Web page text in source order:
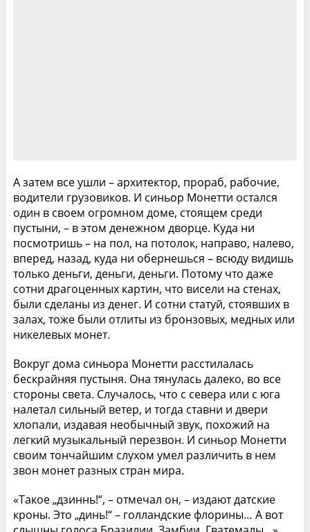
А затем все ушли – архитектор, прораб, рабочие,
водители грузовиков. И синьор Монетти остался
один в своем огромном доме, стоящем среди
пустыни, – в этом денежном дворце. Куда ни
посмотришь – на пол, на потолок, направо, налево,
вперед, назад, куда ни обернешься – всюду видишь
только деньги, деньги, деньги. Потому что даже
сотни драгоценных картин, что висели на стенах,
были сделаны из денег. И сотни статуй, стоявших в
залах, тоже были отлиты из бронзовых, медных или
никелевых монет.
Вокруг дома синьора Монетти расстилалась
бескрайняя пустыня. Она тянулась далеко, во все
стороны света. Случалось, что с севера или с юга
налетал сильный ветер, и тогда ставни и двери
хлопали, издавая необычный звук, похожий на
легкий музыкальный перезвон. И синьор Монетти
своим тончайшим слухом умел различить в нем
звон монет разных стран мира.
«Такое „дзиннь!“, – отмечал он, – издают датские
кроны. Это „динь!“ – голландские флорины… А вот